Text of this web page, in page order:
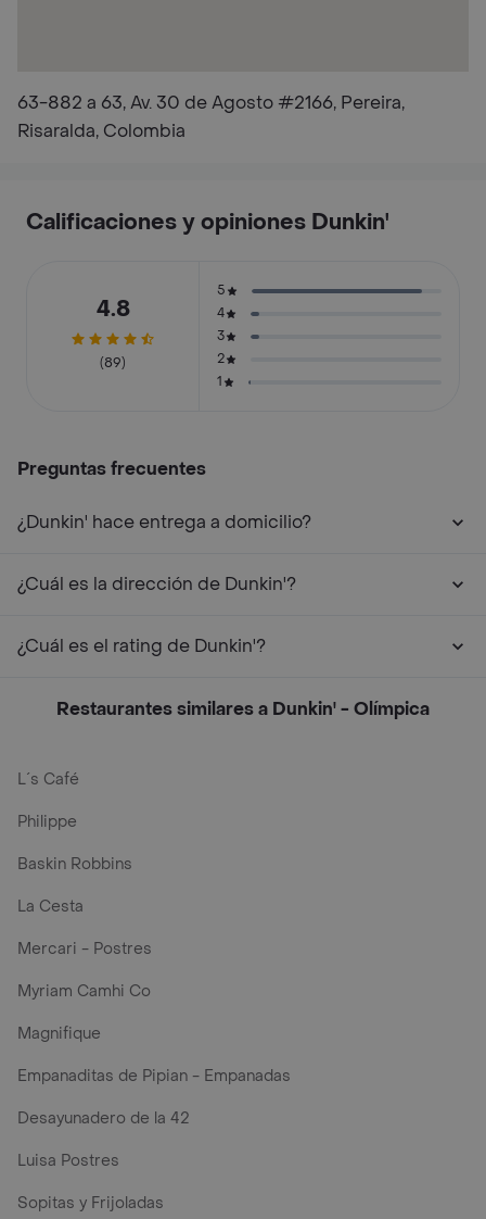
63-882 a 63, Av. 30 de Agosto #2166, Pereira,
Risaralda, Colombia
Calificaciones y opiniones Dunkin'
4.8
(89)
5
4
3
2
1
Preguntas frecuentes
¿Dunkin' hace entrega a domicilio?
¿Cuál es la dirección de Dunkin'?
¿Cuál es el rating de Dunkin'?
Restaurantes similares a Dunkin' - Olímpica
L´s Café
Philippe
Baskin Robbins
La Cesta
Mercari - Postres
Myriam Camhi Co
Magnifique
Empanaditas de Pipian - Empanadas
Desayunadero de la 42
Luisa Postres
Sopitas y Frijoladas